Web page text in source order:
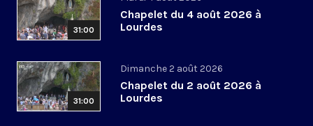
31:00
Chapelet du 4 août 2026 à
Lourdes
31:00
Dimanche 2 août 2026
Chapelet du 2 août 2026 à
Lourdes